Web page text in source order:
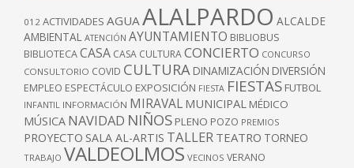
012 ACTIVIDADES AGUAALALPARDO ALCALDE
AMBIENTAL ATENCIÓN AYUNTAMIENTO BIBLIOBUS
BIBLIOTECACASA CASA CULTURACONCIERTO CONCURSO
CONSULTORIO COVID CULTURA DINAMIZACIÓN DIVERSIÓN
EMPLEO ESPECTÁCULO EXPOSICIÓN FIESTA FIESTAS FUTBOL
INFANTIL INFORMACIÓN MIRAVAL MUNICIPAL MÉDICO
MÚSICA NAVIDAD NIÑOS PLENO POZO PREMIOS
PROYECTO SALA AL-ARTIS TALLER TEATRO TORNEO
TRABAJO VALDEOLMOS VECINOS VERANO